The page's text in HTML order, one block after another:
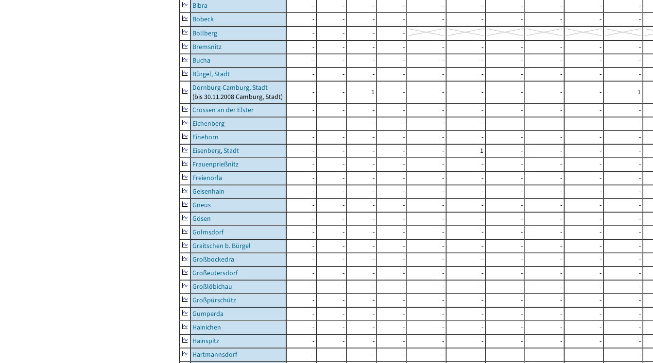
Bibra
- - - - - - - - -
-
Bobeck
- - - - - - - - -
-
Bollberg
- - -
-
Bremsnitz
- - - - - - - - -
-
Bucha
- - - - - - - - -
-
Bürgel, Stadt
- - - - - - - - -
-
Dornburg-Camburg, Stadt
(bis 30.11.2008 Camburg, Stadt)
- - 1 - - - - - -
1
Crossen an der Elster
- - - - - - - - -
-
Eichenberg
- - - - - - - - -
-
Eineborn
- - - - - - - - -
-
Eisenberg, Stadt
- - - - - 1 - - -
-
Frauenprießnitz
- - - - - - - - -
-
Freienorla
- - - - - - - - -
-
Geisenhain
- - - - - - - - -
-
Gneus
- - - - - - - - -
-
Gösen
- - - - - - - - -
-
Golmsdorf
- - - - - - - - -
-
Graitschen b. Bürgel
- - - - - - - - -
-
Großbockedra
- - - - - - - - -
-
Großeutersdorf
- - - - - - - - -
-
Großlöbichau
- - - - - - - - -
-
Großpürschütz
- - - - - - - - -
-
Gumperda
- - - - - - - - -
-
Hainichen
- - - - - - - - -
-
Hainspitz
- - - - - - - - -
-
Hartmannsdorf
- - - - - - - - -
-